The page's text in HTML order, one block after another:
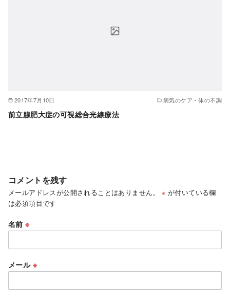
2017年7月10日 病気のケア・体の不調
前立腺肥大症の可視総合光線療法
コメントを残す
メールアドレスが公開されることはありません。 ※ が付いている欄
は必須項目です
名前※
メール ※